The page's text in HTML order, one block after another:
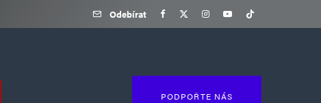
Odebírat
PODPOŘTE NÁS